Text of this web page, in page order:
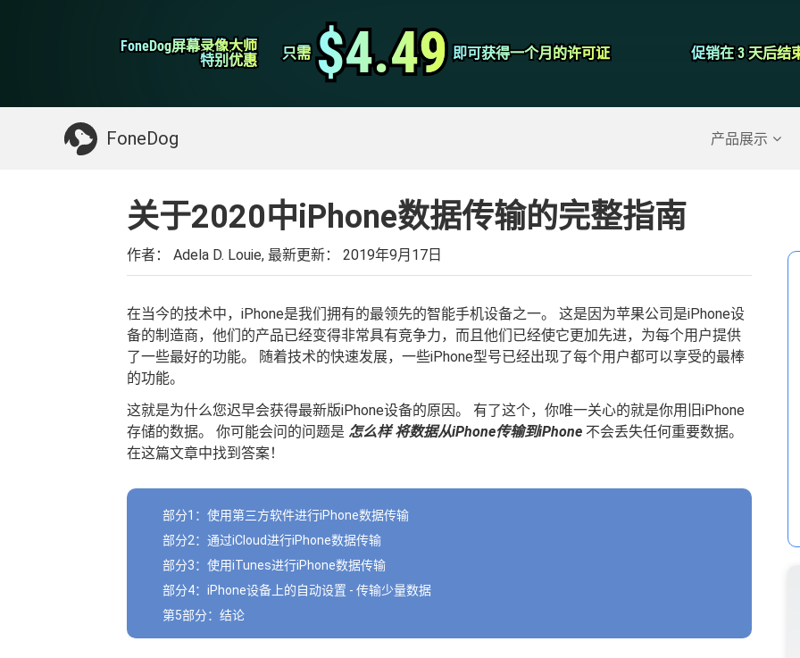
FoneDog屏幕录像大师
FoneDog屏幕录像大师
特别优惠
特别优惠 只需
只需 $4.49
$4.49 即可获得一个月的许可证
即可获得一个月的许可证 促销在 3 天后结
促销在 3 天后结
FoneDog 产品展示
iPhone清理 屏幕录影大师
你可能需要的东西：
关于2020中iPhone数据传输的完整指南
作者： Adela D. Louie, 最新更新： 2019年9月17日
在当今的技术中，iPhone是我们拥有的最领先的智能手机设备之一。 这是因为苹果公司是iPhone设
备的制造商，他们的产品已经变得非常具有竞争力，而且他们已经使它更加先进，为每个用户提供
了一些最好的功能。 随着技术的快速发展，一些iPhone型号已经出现了每个用户都可以享受的最棒
的功能。
这就是为什么您迟早会获得最新版iPhone设备的原因。 有了这个，你唯一关心的就是你用旧iPhone
存储的数据。 你可能会问的问题是 怎么样将数据从iPhone传输到iPhone 不会丢失任何重要数据。
在这篇文章中找到答案！
部分1：使用第三方软件进行iPhone数据传输
部分2：通过iCloud进行iPhone数据传输
部分3：使用iTunes进行iPhone数据传输
部分4：iPhone设备上的自动设置 - 传输少量数据
第5部分：结论